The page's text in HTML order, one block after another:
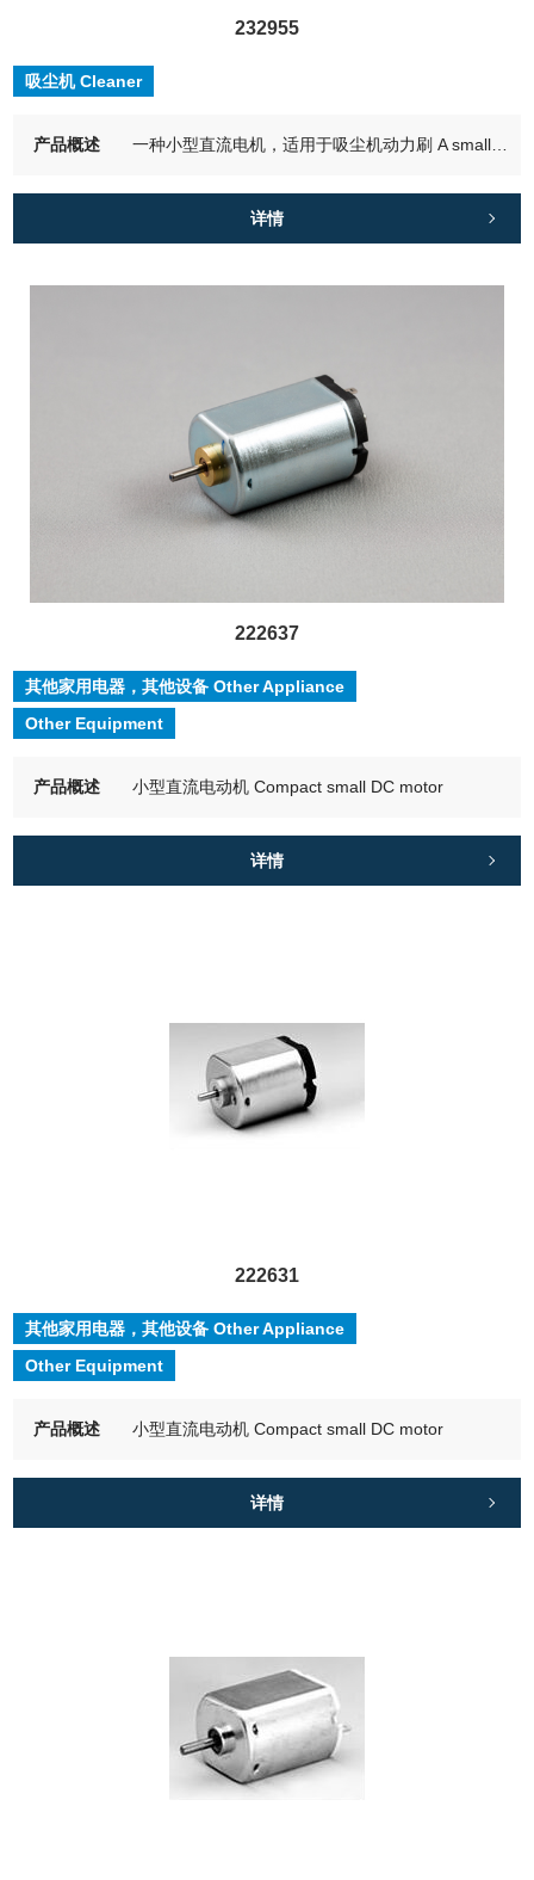
232955
吸尘机 Cleaner
产品概述
详情
222637
其他家用电器，其他设备 Other Appliance
Other Equipment
产品概述 小型直流电动机 Compact small DC motor
详情
222631
其他家用电器，其他设备 Other Appliance
Other Equipment
产品概述 小型直流电动机 Compact small DC motor
详情